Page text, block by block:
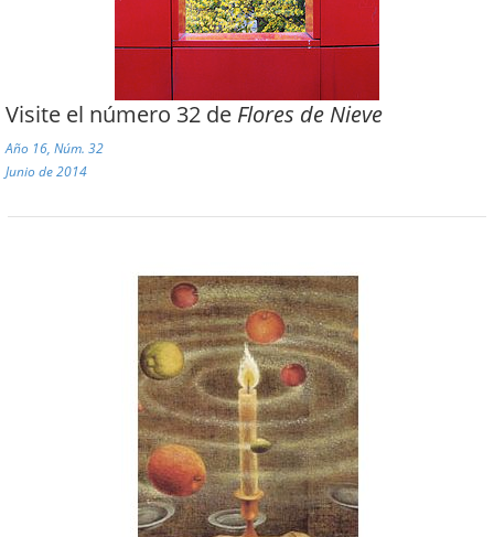
Visite el número 32 de Flores de Nieve
Año 16, Núm. 32
Junio de 2014